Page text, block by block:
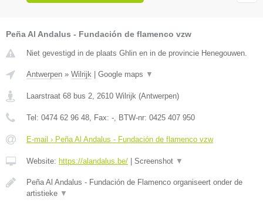
Peña Al Andalus - Fundación de flamenco vzw
Niet gevestigd in de plaats Ghlin en in de provincie Henegouwen.
Antwerpen » Wilrijk | Google maps ▼
Laarstraat 68 bus 2 2610 Wilrijk (Antwerpen)
Tel: 0474 62 96 48 , Fax: - , BTW-nr: 0425 407 950
E-mail › Peña Al Andalus - Fundación de flamenco vzw
Website: https://alandalus.be/ | Screenshot ▼
Peña Al Andalus - Fundación de Flamenco organiseert onder de
artistieke ▼